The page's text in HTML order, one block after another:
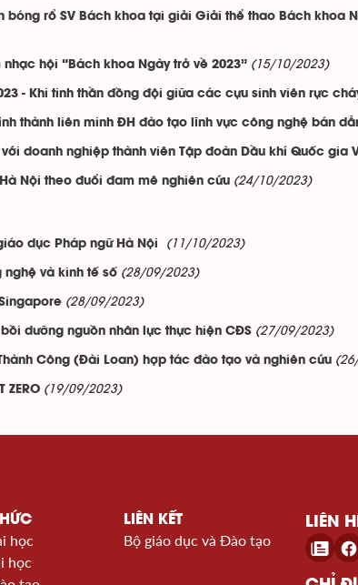
rổ SV Bách khoa tại giải Giải thể thao Bách khoa
hội “Bách khoa Ngày trở về 2023” (15/10/2023)
- Khi tinh thần đồng đội giữa các cựu sinh viên rực
thành liên minh ĐH đào tạo lĩnh vực công nghệ bán
doanh nghiệp thành viên Tập đoàn Dầu khí Quốc gia
Nội theo đuổi đam mê nghiên cứu (24/10/2023)
dục Pháp ngữ Hà Nội (11/10/2023)
nghệ và kinh tế số (28/09/2023)
(28/09/2023)
dưỡng nguồn nhân lực thực hiện CĐS (27/09/2023)
Công (Đài Loan) hợp tác đào tạo và nghiên cứu
ZERO (19/09/2023)
học
học
LIÊN KẾT
Bộ giáo dục và Đào tạo
LIÊN